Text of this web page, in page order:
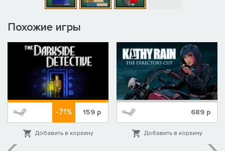
Похожие игры
-71% 159р
Добавить в корзину
689 р
Добавить в корзину